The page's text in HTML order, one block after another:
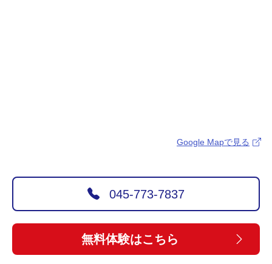
Google Mapで見る
045-773-7837
無料体験はこちら